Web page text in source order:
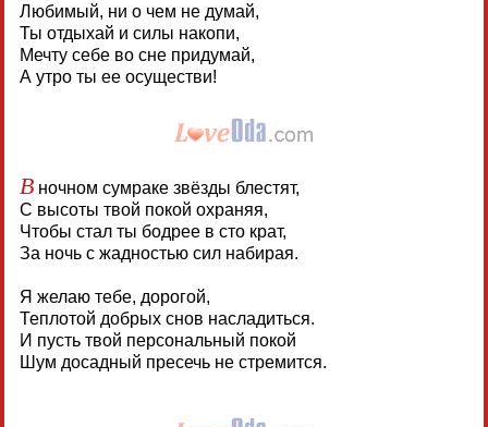
Любимый, ни о чем не думай,
Ты отдыхай и силы накопи,
Мечту себе во сне придумай,
А утро ты ее осуществи!
Вночном сумраке звёзды блестят,
С высоты твой покой охраняя,
Чтобы стал ты бодрее в сто крат,
За ночь с жадностью сил набирая.
Я желаю тебе, дорогой,
Теплотой добрых снов насладиться.
И пусть твой персональный покой
Шум досадный пресечь не стремится.